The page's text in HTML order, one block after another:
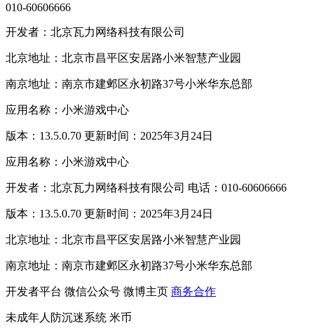
010-60606666
开发者：北京瓦力网络科技有限公司
北京地址：北京市昌平区安居路小米智慧产业园
南京地址：南京市建邺区永初路37号小米华东总部
应用名称：小米游戏中心
版本：13.5.0.70 更新时间：2025年3月24日
应用名称：小米游戏中心
开发者：北京瓦力网络科技有限公司 电话：010-60606666
版本：13.5.0.70 更新时间：2025年3月24日
北京地址：北京市昌平区安居路小米智慧产业园
南京地址：南京市建邺区永初路37号小米华东总部
开发者平台 微信公众号 微博主页 商务合作
未成年人防沉迷系统 米币